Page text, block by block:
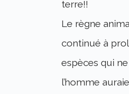
terre!!
Le règne
continué à
espèces qui
l’homme